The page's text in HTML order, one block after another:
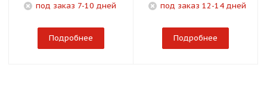
под заказ 7-10 дней
Подробнее
под заказ 12-14 дней
Подробнее